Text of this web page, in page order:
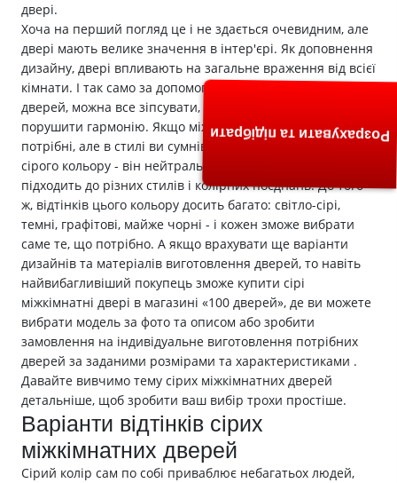
двері.
Хоча на перший погляд це і не здається очевидним, але
двері мають велике значення в інтер'єрі. Як доповнення
дизайну, двері впливають на загальне враження від всієї
кімнати. І так само за допомогою невдало обраних
дверей, можна все зіпсувати, обтяжити дизайн,
порушити гармонію. Якщо міжкімнатні двері вам
потрібні, але в стилі ви сумніваєтеся - підберіть двері
сірого кольору - він нейтральний, однаково добре
підходить до різних стилів і колірних поєднань. До того
ж, відтінків цього кольору досить багато: світло-сірі,
темні, графітові, майже чорні - і кожен зможе вибрати
саме те, що потрібно. А якщо врахувати ще варіанти
дизайнів та матеріалів виготовлення дверей, то навіть
найвибагливіший покупець зможе купити сірі
міжкімнатні двері в магазині «100 дверей», де ви можете
вибрати модель за фото та описом або зробити
замовлення на індивідуальне виготовлення потрібних
дверей за заданими розмірами та характеристиками .
Давайте вивчимо тему сірих міжкімнатних дверей
детальніше, щоб зробити ваш вибір трохи простіше.
Варіанти відтінків сірих
міжкімнатних дверей
Сірий колір сам по собі приваблює небагатьох людей,
Розрахувати та підібрати